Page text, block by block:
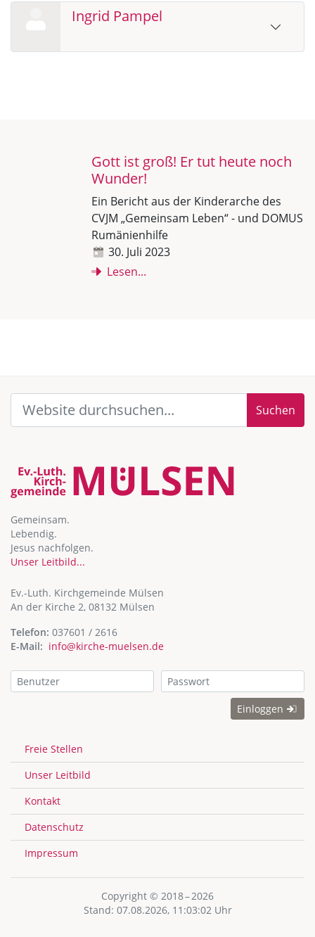
Ingrid Pampel
Gott ist groß! Er tut heute noch
Wunder!
Ein Bericht aus der Kinderarche des
CVJM „Gemeinsam Leben“ - und DOMUS
Rumänienhilfe
30. Juli 2023
Lesen...
Suchen
Gemeinsam.
Lebendig.
Jesus nachfolgen.
Unser Leitbild...
Ev.-Luth. Kirchgemeinde Mülsen
An der Kirche 2, 08132 Mülsen
Telefon: 037601 / 2616
E-Mail: info@kirche-muelsen.de
Einloggen
Freie Stellen
Unser Leitbild
Kontakt
Datenschutz
Impressum
Copyright © 2018 – 2026
Stand: 07.08.2026, 11:03:02 Uhr